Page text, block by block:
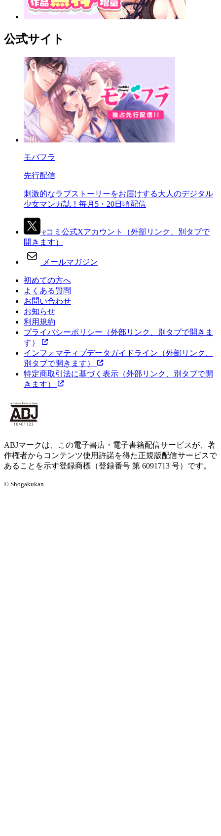
公式サイト
モバフラ
先行配信
刺激的なラブストーリーをお届けする大人のデジタル
少女マンガ誌！毎月5・20日頃配信
eコミ公式Xアカウント
（外部リンク、別タブで
開きます）
メールマガジン
初めての方へ
よくある質問
お問い合わせ
お知らせ
利用規約
プライバシーポリシー （外部リンク、別タブで開きま
す）
インフォマティブデータガイドライン （外部リンク、
別タブで開きます）
特定商取引法に基づく表示 （外部リンク、別タブで開
きます）
ABJマークは、この電子書店・電子書籍配信サービスが、著
作権者からコンテンツ使用許諾を得た正規版配信サービスで
あることを示す登録商標（登録番号 第 6091713 号）です。
© Shogakukan